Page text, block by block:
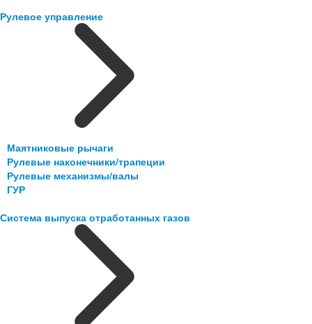
Рулевое управление
Маятниковые рычаги
Рулевые наконечники/трапеции
Рулевые механизмы/валы
ГУР
Система выпуска отработанных газов